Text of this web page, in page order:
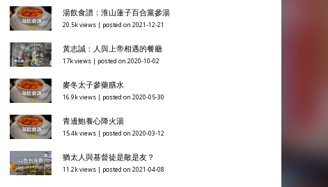
湯飲食譜：淮山蓮子百合黨參湯
20.5k views posted on 2021-12-21
黃志誠：人與上帝相遇的餐廳
17k views posted on 2020-10-02
麥冬太子參藥膳水
16.9k views posted on 2020-05-30
青邊鮑養心降火湯
15.4k views posted on 2020-03-12
猶太人與基督徒是敵是友？
11.2k views posted on 2021-04-08